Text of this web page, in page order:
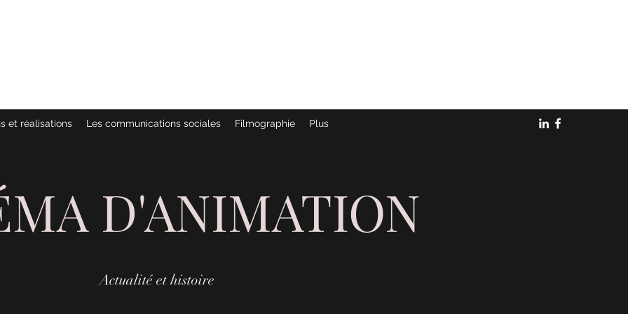
et réalisations Les communications sociales Filmographie Plus
D'ANIMATION
Actualité et histoire